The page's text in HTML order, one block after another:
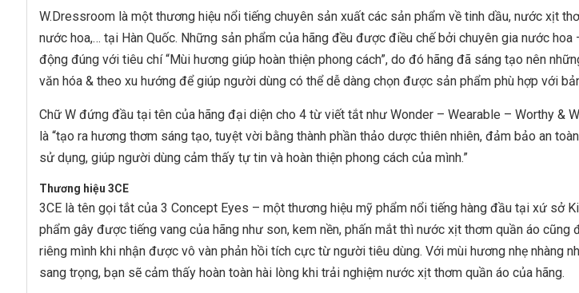
W.Dressroom là một thương hiệu nổi tiếng chuyên sản xuất các sản phẩm về tinh dầu, nước xịt
nước hoa,… tại Hàn Quốc. Những sản phẩm của hãng đều được điều chế bởi chuyên gia nước
động đúng với tiêu chí “Mùi hương giúp hoàn thiện phong cách”, do đó hãng đã sáng tạo nên
văn hóa & theo xu hướng để giúp người dùng có thể dễ dàng chọn được sản phẩm phù hợp với
Chữ W đứng đầu tại tên của hãng đại diện cho 4 từ viết tắt như Wonder – Wearable – Worthy &
là “tạo ra hương thơm sáng tạo, tuyệt vời bằng thành phần thảo dược thiên nhiên, đảm bảo an
sử dụng, giúp người dùng cảm thấy tự tin và hoàn thiện phong cách của mình.”
Thương hiệu 3CE
3CE là tên gọi tắt của 3 Concept Eyes – một thương hiệu mỹ phẩm nổi tiếng hàng đầu tại xứ sở
phẩm gây được tiếng vang của hãng như son, kem nền, phấn mắt thì nước xịt thơm quần áo cũng
riêng mình khi nhận được vô vàn phản hồi tích cực từ người tiêu dùng. Với mùi hương nhẹ nhàng
sang trọng, bạn sẽ cảm thấy hoàn toàn hài lòng khi trải nghiệm nước xịt thơm quần áo của hãng.